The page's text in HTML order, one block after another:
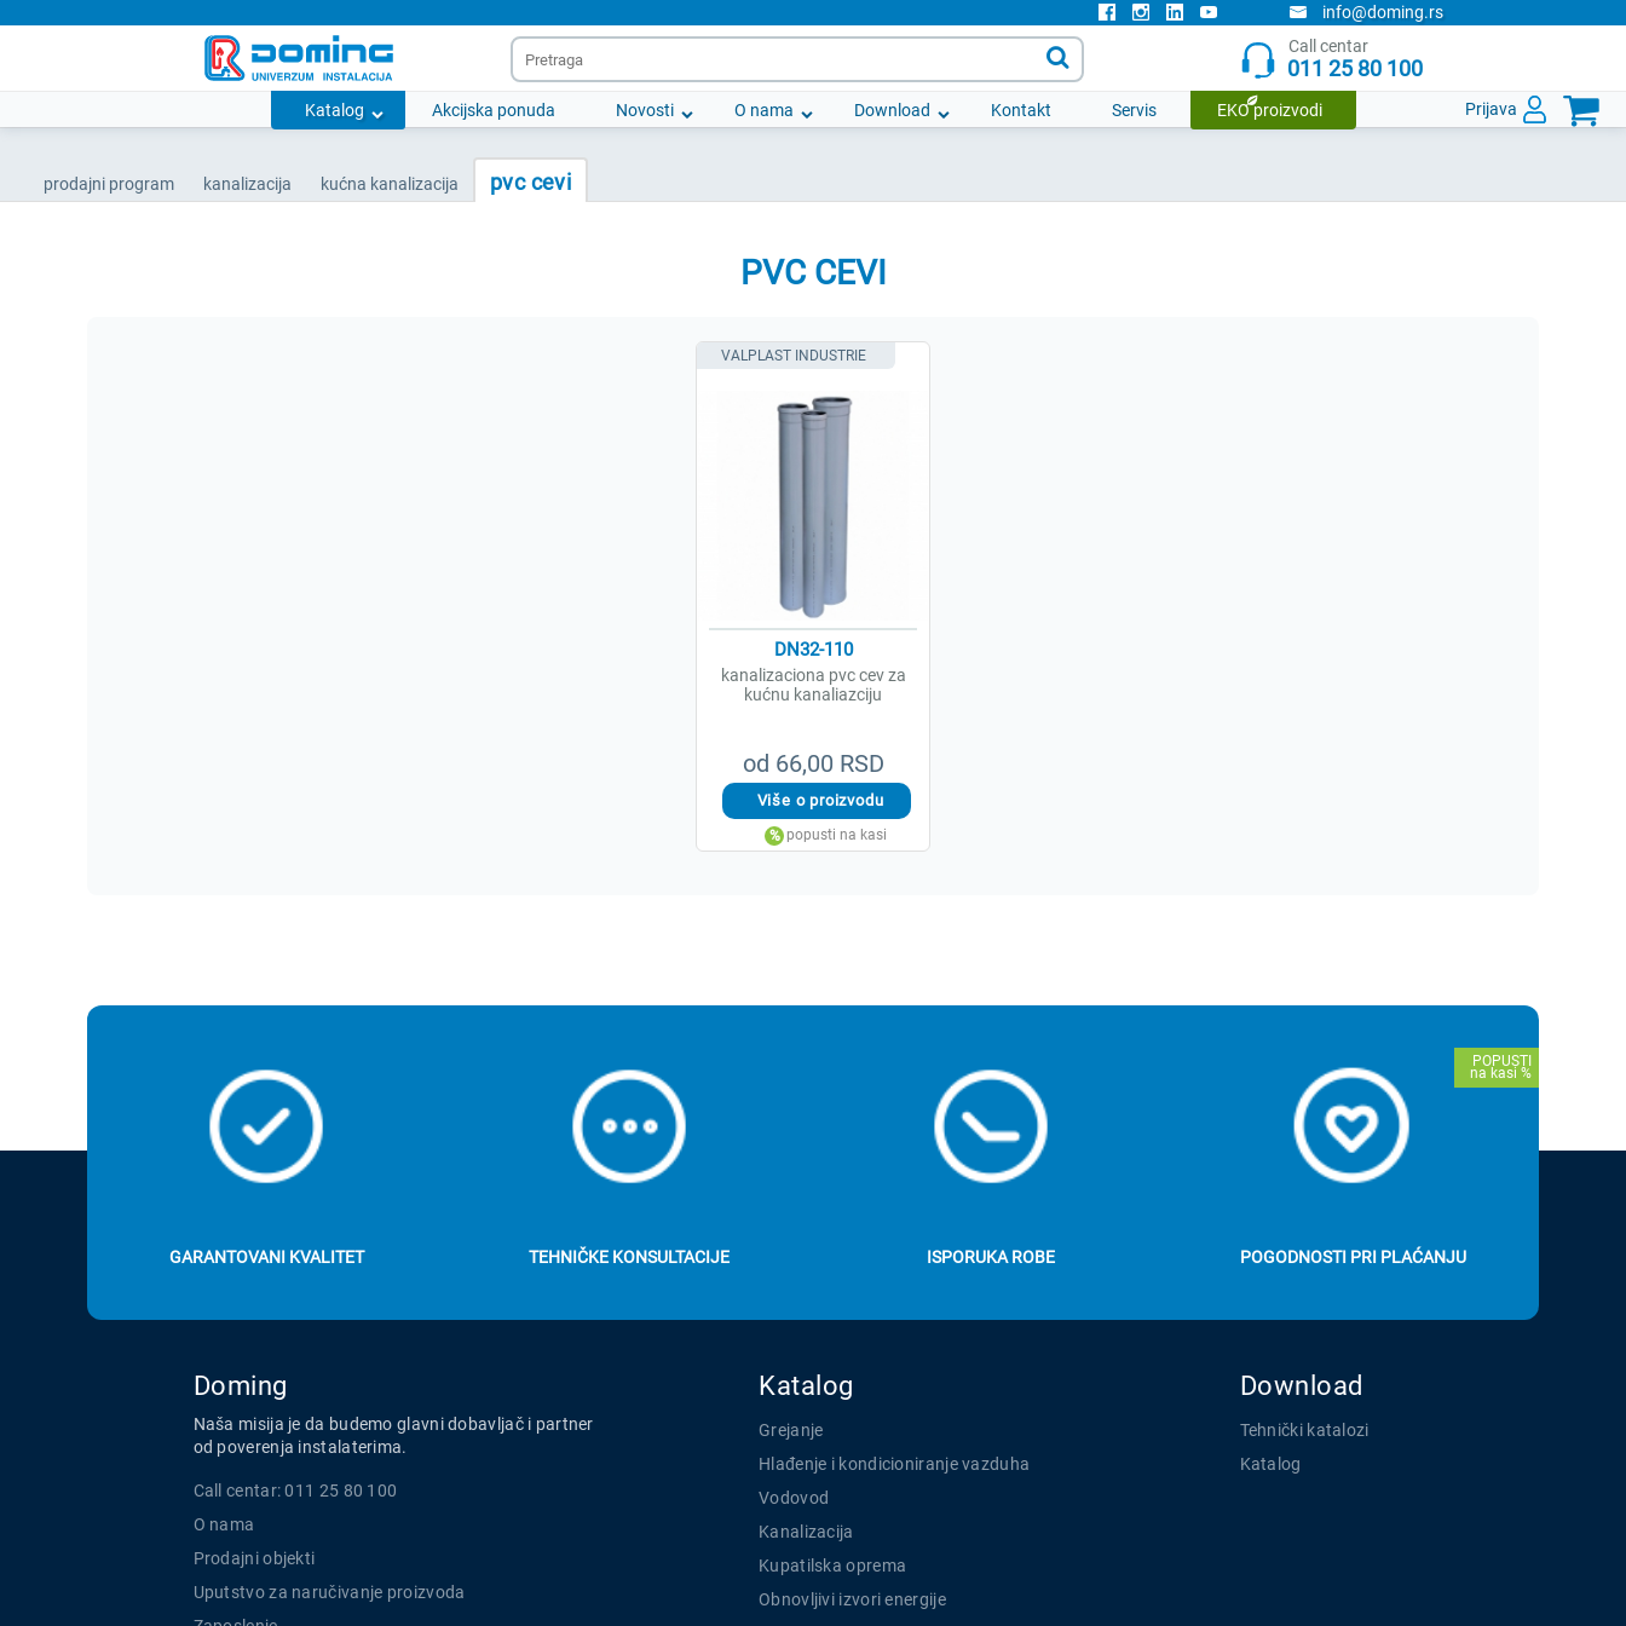
info@doming.rs
Call centar
011 25 80 100
Katalog Akcijska ponuda Novosti O nama Download Kontakt Servis EKO proizvodi Prijava 

prodajni program kanalizacija kućna kanalizacija pvc cevi
PVC CEVI
od 66,00 RSD
DN32-110
kanalizaciona pvc cev za
kućnu kanaliazciju
VALPLAST INDUSTRIE
GARANTOVANI KVALITET TEHNIČKE KONSULTACIJE ISPORUKA ROBE POGODNOSTI PRI PLAĆANJU
Doming
Naša misija je da budemo glavni dobavljač i partner
od poverenja instalaterima.
Call centar: 011 25 80 100
O nama
Prodajni objekti
Uputstvo za naručivanje proizvoda
Katalog
Grejanje
Hlađenje i kondicioniranje vazduha
Vodovod
Kanalizacija
Kupatilska oprema
Obnovljivi izvori energije
Download
Tehnički katalozi
Katalog